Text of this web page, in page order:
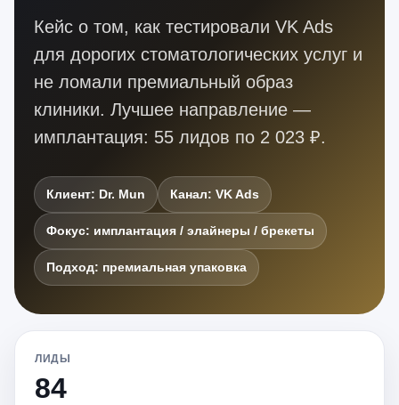
Кейс о том, как тестировали VK Ads
для дорогих стоматологических услуг и
не ломали премиальный образ
клиники. Лучшее направление —
имплантация: 55 лидов по 2 023 ₽.
Клиент: Dr. Mun Канал: VK Ads
Фокус: имплантация / элайнеры / брекеты
Подход: премиальная упаковка
ЛИДЫ
84